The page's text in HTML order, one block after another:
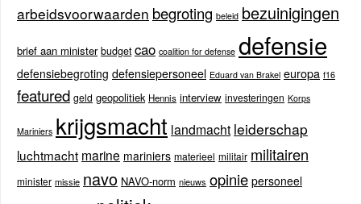
arbeidsvoorwaarden begroting beleid bezuinigingen
brief aan minister budget cao coalition for defense defensie
defensiebegroting defensiepersoneel Eduard van Brakel europa f16
featured geld geopolitiek Hennis interview investeringen Korps
Mariniers krijgsmacht landmacht leiderschap
luchtmacht marine mariniers materieel militair militairen
minister missie navo NAVO-norm nieuws opinie personeel